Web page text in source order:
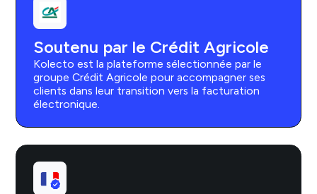
Soutenu par le Crédit Agricole
Kolecto est la plateforme sélectionnée par le
groupe Crédit Agricole pour accompagner ses
clients dans leur transition vers la facturation
électronique.